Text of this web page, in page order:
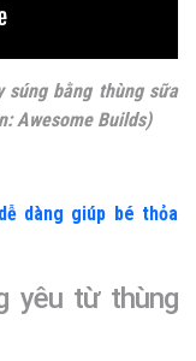
súng bằng thùng sữa
Awesome Builds)
dàng giúp bé thỏa
yêu từ thùng